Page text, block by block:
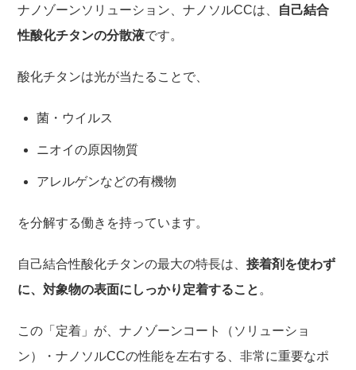
ナノゾーンソリューション、ナノソルCCは、 自己結合
性酸化チタンの分散液です。
酸化チタンは光が当たることで、
菌・ウイルス
ニオイの原因物質
アレルゲンなどの有機物
を分解する働きを持っています。
自己結合性酸化チタンの最大の特長は、接着剤を使わず
に、対象物の表面にしっかり定着すること 。
この「定着」が、ナノゾーンコート（ソリューショ
ン）・ナノソルCCの性能を左右する、非常に重要なポ